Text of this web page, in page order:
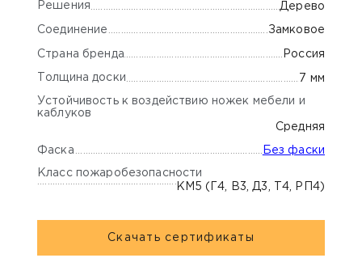
Решения Дерево
Соединение Замковое
Страна бренда Россия
Толщина доски 7 мм
Устойчивость к воздействию ножек мебели и
каблуков
Средняя
Фаска Без фаски
Класс пожаробезопасности
КМ5 (Г4, В3, Д3, Т4, РП4)
Скачать сертификаты